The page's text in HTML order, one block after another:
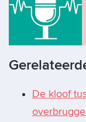
De kloof